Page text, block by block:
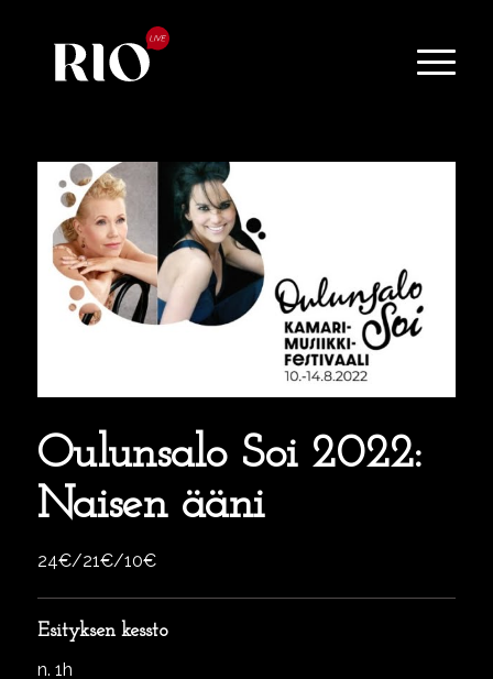
Oulunsalo Soi 2022:
Naisen ääni
24€/21€/10€
Esityksen kessto
n. 1h